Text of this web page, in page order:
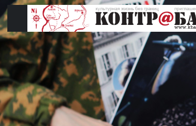
Перейти
к
содержимому